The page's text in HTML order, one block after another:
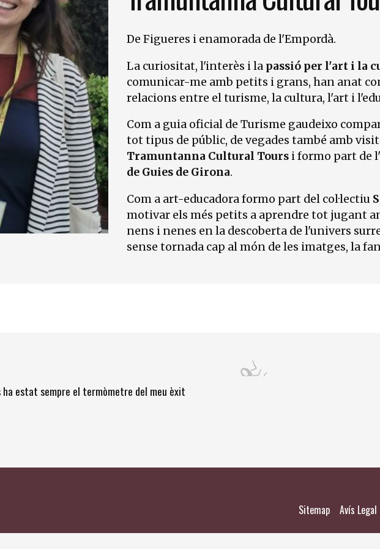
De Figueres i enamorada de l'Empordà.
La curiositat, l'interès i la passió per l'art i la
comunicar-me amb petits i grans, han anat
relacions entre el turisme, la cultura, l'art i
Com a guia oficial de Turisme gaudeixo
tot tipus de públic, de vegades també amb
Tramuntanna Cultural Tours i formo part de l'
de Guies de Girona.
Com a art-educadora formo part del col·lectiu
motivar els més petits a aprendre tot jugant
nens i nenes en la descoberta de l'univers
sense tornada cap al món de les imatges, la
estat sempre el termòmetre del meu èxit
Sitemap Avís Legal